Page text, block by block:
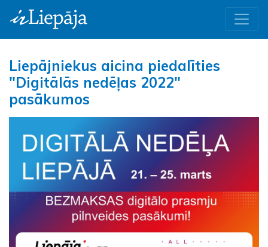
Liepājniekus aicina piedalīties
"Digitālās nedēļas 2022"
pasākumos